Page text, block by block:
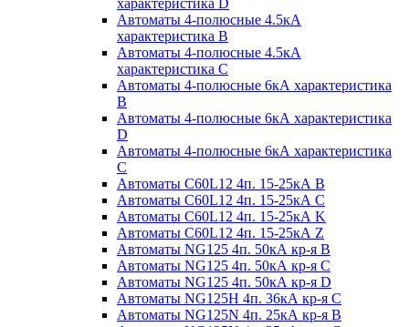
Автоматы 4-полюсные 4.5кА
характеристика В
Автоматы 4-полюсные 4.5кА
характеристика С
Автоматы 4-полюсные 6кА характеристика
B
Автоматы 4-полюсные 6кА характеристика
D
Автоматы 4-полюсные 6кА характеристика
С
Автоматы C60L12 4п. 15-25кА B
Автоматы C60L12 4п. 15-25кА C
Автоматы C60L12 4п. 15-25кА K
Автоматы C60L12 4п. 15-25кА Z
Автоматы NG125 4п. 50кА кр-я B
Автоматы NG125 4п. 50кА кр-я C
Автоматы NG125 4п. 50кА кр-я D
Автоматы NG125H 4п. 36кА кр-я C
Автоматы NG125N 4п. 25кА кр-я B